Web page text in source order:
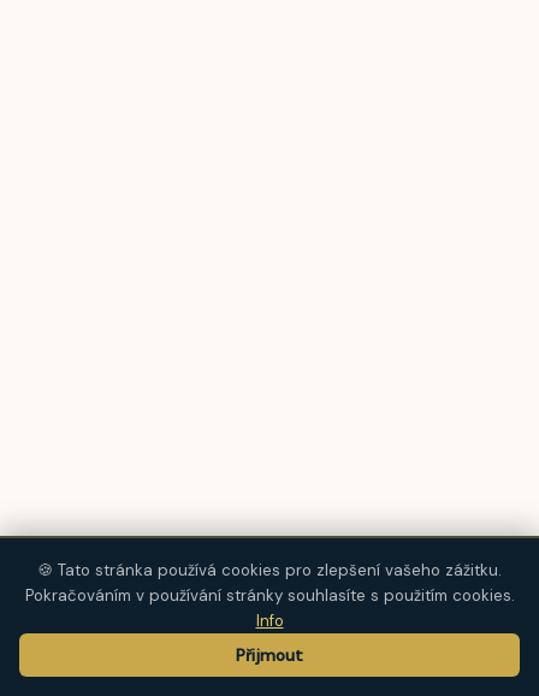
🍪 Tato stránka používá cookies pro zlepšení vašeho zážitku.
Pokračováním v používání stránky souhlasíte s použitím cookies.
Info
Přijmout